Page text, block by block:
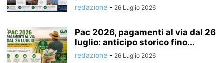
redazione - 26 Luglio 2026
Pac 2026, pagamenti al via dal 26
luglio: anticipo storico fino...
redazione - 26 Luglio 2026